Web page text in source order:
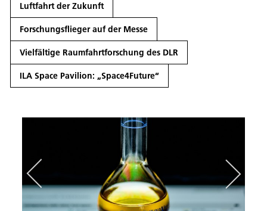
Luftfahrt der Zukunft
Forschungsflieger auf der Messe
Vielfältige Raumfahrtforschung des DLR
ILA Space Pavilion: „Space4Future“